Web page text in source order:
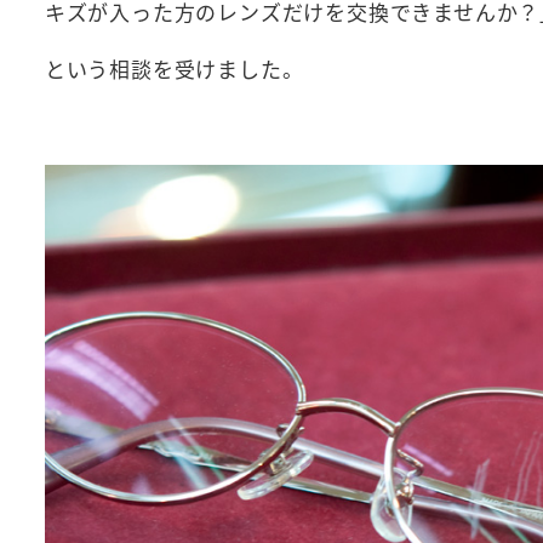
キズが入った方のレンズだけを交換できませんか
という相談を受けました。